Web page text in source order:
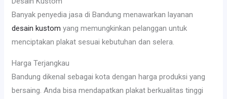
Banyak penyedia jasa di Bandung menawarkan layanan
desain kustom yang memungkinkan pelanggan untuk
menciptakan plakat sesuai kebutuhan dan selera.
Harga Terjangkau
Bandung dikenal sebagai kota dengan harga produksi yang
bersaing. Anda bisa mendapatkan plakat berkualitas tinggi